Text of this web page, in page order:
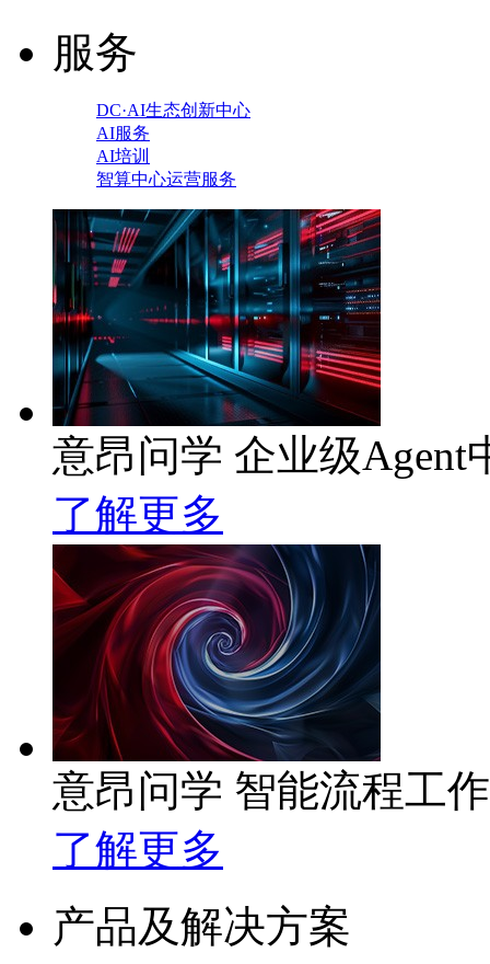
服务
DC·AI生态创新中心
AI服务
AI培训
智算中心运营服务
意昂问学 企业级Agent
了解更多
意昂问学 智能流程工
了解更多
产品及解决方案